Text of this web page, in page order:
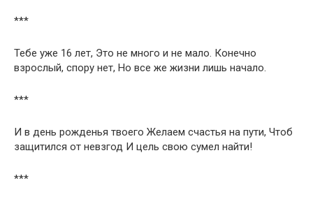
***
Тебе уже 16 лет, Это не много и не мало. Конечно
взрослый, спору нет, Но все же жизни лишь начало.
***
И в день рожденья твоего Желаем счастья на пути, Чтоб
защитился от невзгод И цель свою сумел найти!
***